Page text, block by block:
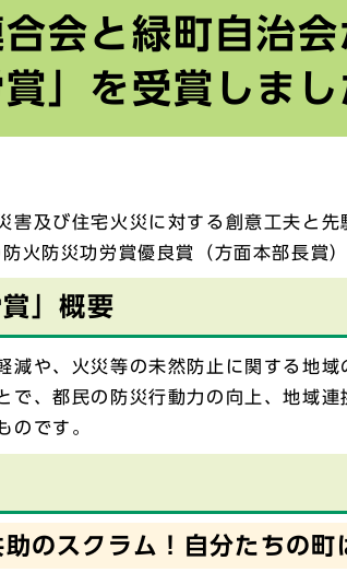
会と緑町自治
」を受賞しまし
害及び住宅火災に対する創意工夫と
火防災功労賞優良賞（方面本部長賞
」概要
減や、火災等の未然防止に関する地
で、都民の防災行動力の向上、地域
のです。
のスクラム！自分たちの町